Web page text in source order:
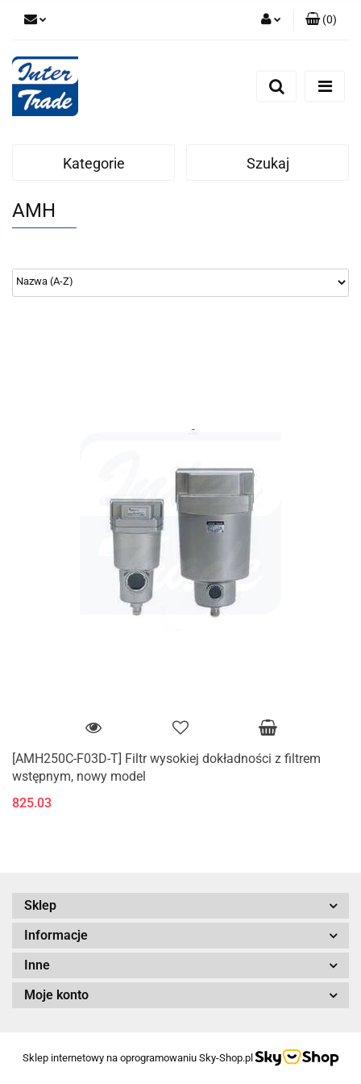
Zarejestruj się
(0)
Kategorie Szukaj
AMH
[AMH250C-F03D-T] Filtr wysokiej dokładności z filtrem
wstępnym, nowy model
825.03
Sklep
Informacje
Inne
Moje konto
Sklep internetowy na oprogramowaniu Sky-Shop.pl